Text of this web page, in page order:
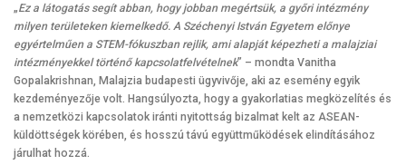
„Ez a látogatás segít abban, hogy jobban megértsük, a győri intézmény
milyen területeken kiemelkedő. A Széchenyi István Egyetem előnye
egyértelműen a STEM-fókuszban rejlik, ami alapját képezheti a malajziai
intézményekkel történő kapcsolatfelvételnek” – mondta Vanitha
Gopalakrishnan, Malajzia budapesti ügyvivője, aki az esemény egyik
kezdeményezője volt. Hangsúlyozta, hogy a gyakorlatias megközelítés és
a nemzetközi kapcsolatok iránti nyitottság bizalmat kelt az ASEAN-
küldöttségek körében, és hosszú távú együttműködések elindításához
járulhat hozzá.